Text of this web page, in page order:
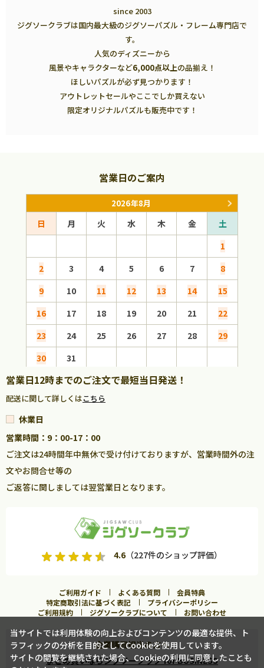
カートに入れる
since 2003
ジグソークラブは国内最大級のジグソーパズル・フレーム専門店で
す。
人気のディズニーから
風景やキャラクターなど6,000点以上の品揃え！
ほしいパズルが必ず見つかります！
アウトレットセールやここでしか買えない
限定オリジナルパズルも販売中です！
営業日のご案内
2026年8月
日 月 火 水 木 金
土
1
2
3 4 5 6 7
8
9
10 11 12 13 14
15
16
17 18 19 20 21
22
23
24 25 26 27 28
29
30
31
営業日12時までのご注文で最短当日発送！
配送に関して詳しくはこちら
休業日
営業時間：9：00-17：00
ご注文は24時間年中無休で受け付けておりますが、営業時間外の注
文やお問合せ等の
ご返答に関しましては翌営業日となります。
4.6（227件のショップ評価）
ご利用ガイド よくある質問
会員特典
特定商取引法に基づく表記
プライバシーポリシー
ご利用規約
ジグソークラブについて お問い合わせ
企業購買担当の方へ
まとめ買いならジグソークラブ for BUSINESS
当サイトでは利用体験の向上およびコンテンツの最適な提供、ト
ラフィックの分析を目的としてCookieを使用しています。
サイトの閲覧を継続された場合、Cookieの利用に同意したことも